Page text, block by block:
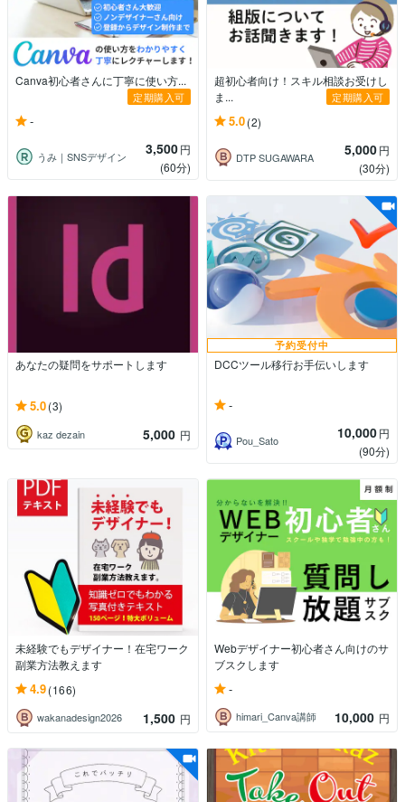
Canva初心者さんに丁寧に使い方...
定期購入可
-
うみ｜SNSデザイン 3,500円
(60分)
超初心者向け！スキル相談お受けし
ま...
定期購入可
5.0(2)
DTP SUGAWARA 5,000円
(30分)
あなたの疑問をサポートします
5.0(3)
kaz dezain 5,000 円
予約受付中
DCCツール移行お手伝いします
-
Pou_Sato 10,000円
(90分)
未経験でもデザイナー！在宅ワーク
副業方法教えます
4.9(166)
wakanadesign2026 1,500 円
Webデザイナー初心者さん向けのサ
ブスクします
-
himari_Canva講師 10,000 円